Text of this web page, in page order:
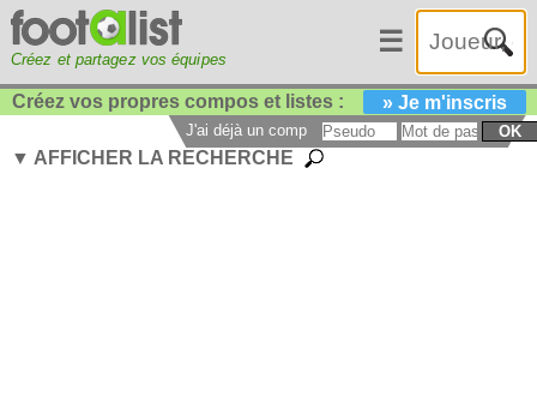
Créez et partagez vos équipes
☰
Créez vos propres compos et listes : » Je m'inscris
J'ai déjà un compte : OK
▼ AFFICHER LA RECHERCHE